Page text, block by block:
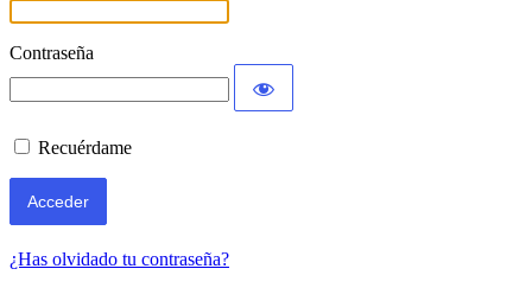
Contraseña
Recuérdame
¿Has olvidado tu contraseña?